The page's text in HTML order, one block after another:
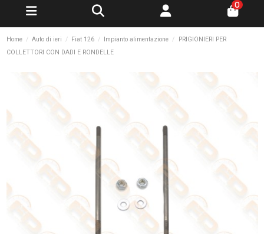
0
Home Auto di ieri Fiat 126 Impianto alimentazione
PRIGIONIERI PER
COLLETTORI CON DADI E RONDELLE